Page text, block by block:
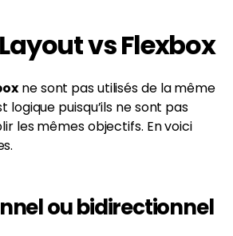
vs Flexbox
ne sont pas utilisés de la même
logique puisqu’ils ne sont pas
les mêmes objectifs. En voici
ou bidirectionnel